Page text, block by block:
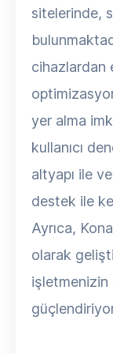
sitelerinde,
cihazlardan
yer alma
kullanıcı
altyapı ile
destek ile
Ayrıca,
olarak
işletmenizin